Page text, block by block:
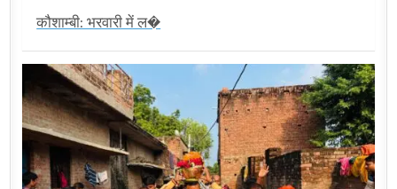
कौशाम्बी: भरवारी में ल�